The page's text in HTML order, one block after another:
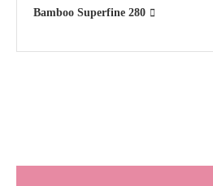
Bamboo Superfine 280